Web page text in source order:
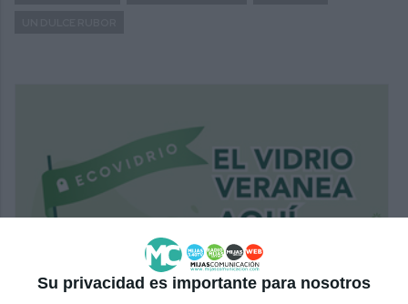
Su privacidad es importante para nosotros